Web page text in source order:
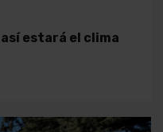
estará el clima